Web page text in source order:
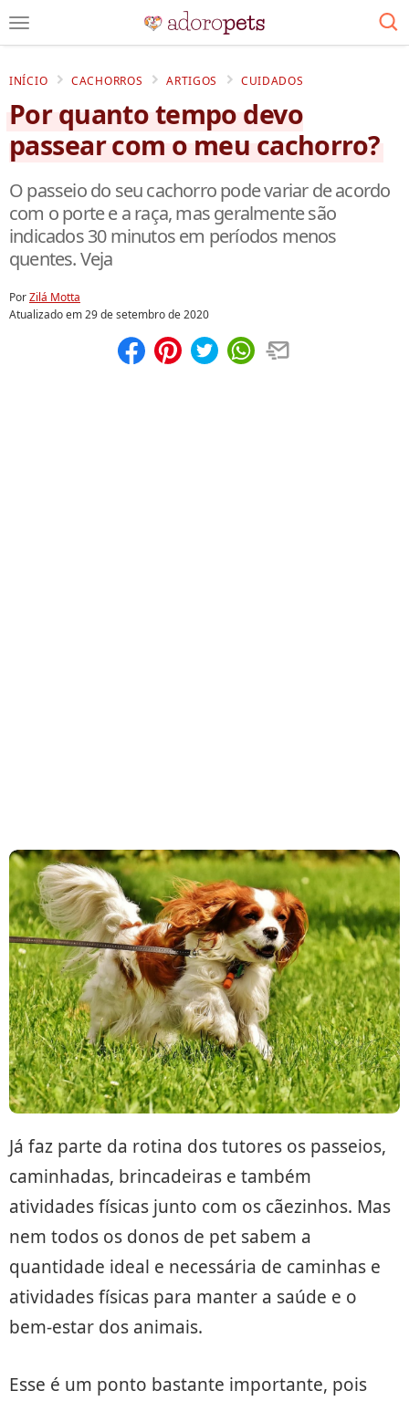
INÍCIO CACHORROS ARTIGOS CUIDADOS
Por quanto tempo devo
passear com o meu cachorro?
O passeio do seu cachorro pode variar de acordo
com o porte e a raça, mas geralmente são
indicados 30 minutos em períodos menos
quentes. Veja
PorZilá Motta
Atualizado em29 de setembro de 2020
Já faz parte da rotina dos tutores os passeios,
caminhadas, brincadeiras e também
atividades físicas junto com os cãezinhos. Mas
nem todos os donos de pet sabem a
quantidade ideal e necessária de caminhas e
atividades físicas para manter a saúde e o
bem-estar dos animais.
Esse é um ponto bastante importante, pois